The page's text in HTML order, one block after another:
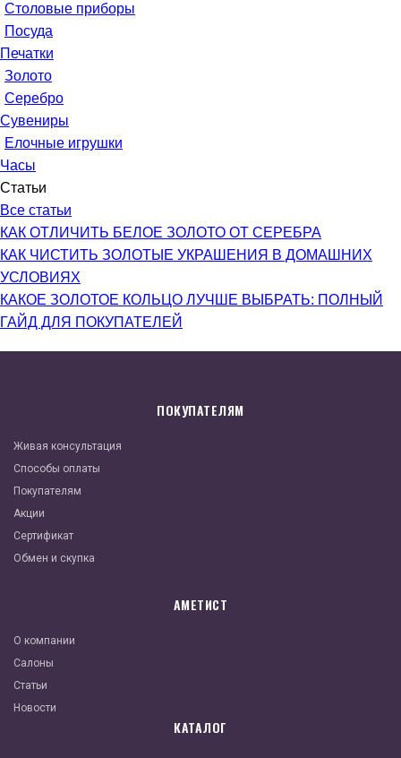
Столовые приборы
Посуда
Печатки
Золото
Серебро
Сувениры
Елочные игрушки
Часы
Статьи
Все статьи
КАК ОТЛИЧИТЬ БЕЛОЕ ЗОЛОТО ОТ СЕРЕБРА
КАК ЧИСТИТЬ ЗОЛОТЫЕ УКРАШЕНИЯ В ДОМАШНИХ
УСЛОВИЯХ
КАКОЕ ЗОЛОТОЕ КОЛЬЦО ЛУЧШЕ ВЫБРАТЬ: ПОЛНЫЙ
ГАЙД ДЛЯ ПОКУПАТЕЛЕЙ
ПОКУПАТЕЛЯМ
Живая консультация
Способы оплаты
Покупателям
Акции
Сертификат
Обмен и скупка
АМЕТИСТ
О компании
Салоны
Статьи
Новости
КАТАЛОГ